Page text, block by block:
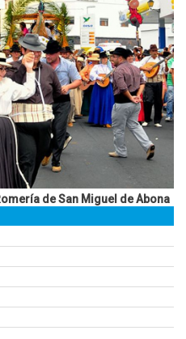
de San Miguel de Abona